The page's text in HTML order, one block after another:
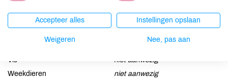
niet aanwezig
Vis
niet aanwezig
Weekdieren
niet aanwezig
Accepteer alles Instellingen opslaan
Weigeren Nee, pas aan